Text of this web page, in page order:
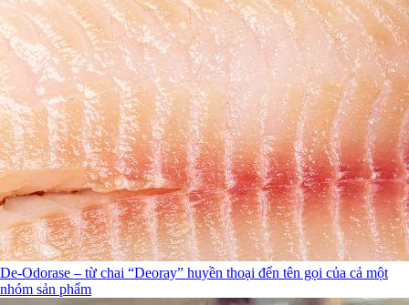
De-Odorase – từ chai “Deoray” huyền thoại đến tên gọi của cả một
nhóm sản phẩm